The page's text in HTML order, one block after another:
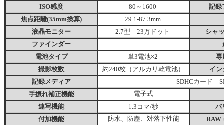
ISO感度
80～1600
記録
焦点距離(35mm換算)
29.1-87.3mm
液晶モニター
2.7型 23万ドット
シャ
ファインダー
-
電池タイプ
単3電池×2
専
撮影枚数
約240枚（アルカリ乾電池）
イ
記録メディア
SDHCカード
手振れ補正機能
電子式
連写機能 1.3コマ/秒
バ
付加機能
防水、防塵、対落下性能